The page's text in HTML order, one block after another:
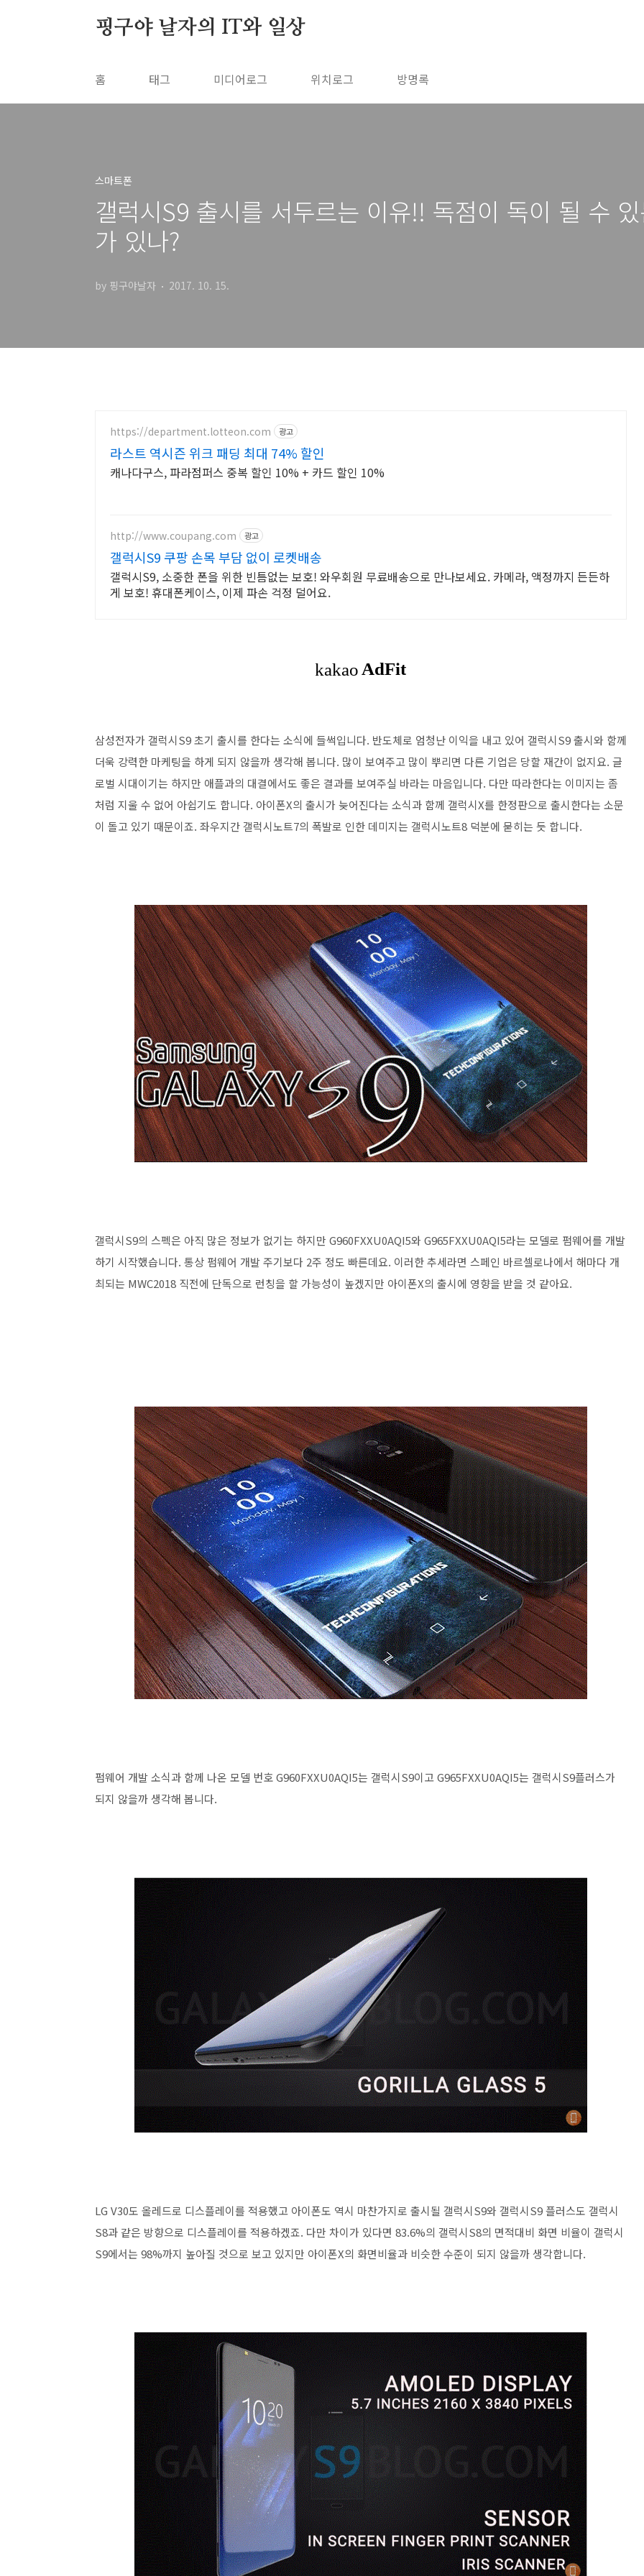
핑구야 날자의 IT와 일상
홈 태그 미디어로그 위치로그 방명록
스마트폰
갤럭시S9 출시를 서두르는 이유!! 독점이 독이 될 수
가 있나?
by 핑구야날자 2017. 10. 15.
https://department.lotteon.com 광고
라스트 역시즌 위크 패딩 최대 74% 할인
캐나다구스, 파라점퍼스 중복 할인 10% + 카드 할인 10%
http://www.coupang.com 광고
갤럭시S9 쿠팡 손목 부담 없이 로켓배송
갤럭시S9, 소중한 폰을 위한 빈틈없는 보호! 와우회원 무료배송으로 만나보세요. 카메라, 액정까지 든든하
게 보호! 휴대폰케이스, 이제 파손 걱정 덜어요.
삼성전자가 갤럭시S9 초기 출시를 한다는 소식에 들썩입니다. 반도체로 엄청난 이익을 내고 있어 갤럭시S9 출시와 함께
더욱 강력한 마케팅을 하게 되지 않을까 생각해 봅니다. 많이 보여주고 많이 뿌리면 다른 기업은 당할 재간이 없지요. 글
로벌 시대이기는 하지만 애플과의 대결에서도 좋은 결과를 보여주실 바라는 마음입니다. 다만 따라한다는 이미지는 좀
처럼 지울 수 없어 아쉽기도 합니다. 아이폰X의 출시가 늦어진다는 소식과 함께 갤럭시X를 한정판으로 출시한다는 소문
이 돌고 있기 때문이죠. 좌우지간 갤럭시노트7의 폭발로 인한 데미지는 갤럭시노트8 덕분에 묻히는 듯 합니다.
갤럭시S9의 스펙은 아직 많은 정보가 없기는 하지만 G960FXXU0AQI5와 G965FXXU0AQI5라는 모델로 펌웨어를 개발
하기 시작했습니다. 통상 펌웨어 개발 주기보다 2주 정도 빠른데요. 이러한 추세라면 스페인 바르셀로나에서 해마다 개
최되는 MWC2018 직전에 단독으로 런칭을 할 가능성이 높겠지만 아이폰X의 출시에 영향을 받을 것 같아요.
펌웨어 개발 소식과 함께 나온 모델 번호 G960FXXU0AQI5는 갤럭시S9이고 G965FXXU0AQI5는 갤럭시S9플러스가
되지 않을까 생각해 봅니다.
LG V30도 올레드로 디스플레이를 적용했고 아이폰도 역시 마찬가지로 출시될 갤럭시S9와 갤럭시S9 플러스도 갤럭시
S8과 같은 방향으로 디스플레이를 적용하겠죠. 다만 차이가 있다면 83.6%의 갤럭시S8의 면적대비 화면 비율이 갤럭시
S9에서는 98%까지 높아질 것으로 보고 있지만 아이폰X의 화면비율과 비슷한 수준이 되지 않을까 생각합니다.